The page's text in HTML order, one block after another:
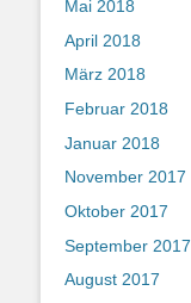
Mai 2018
April 2018
März 2018
Februar 2018
Januar 2018
November 2017
Oktober 2017
September 2017
August 2017